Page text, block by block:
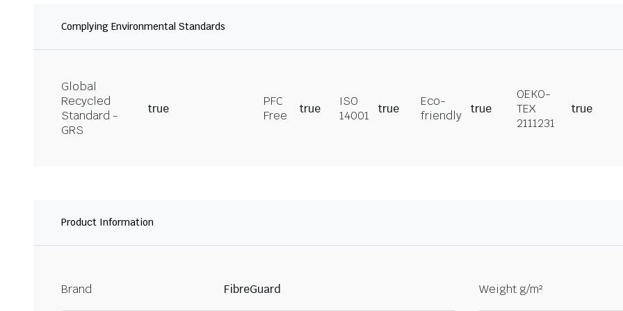
Complying Environmental Standards
Global
Recycled
Standard -
GRS
true
PFC
Free
true
ISO
14001
true
Eco-
friendly
true
OEKO-
TEX
2111231
true
Product Information
Brand FibreGuard Weight g/m²